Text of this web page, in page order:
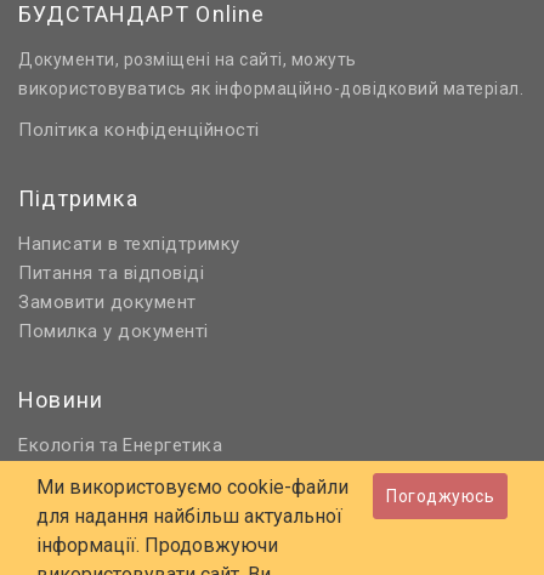
БУДСТАНДАРТ Online
Документи, розміщені на сайті, можуть
використовуватись як інформаційно-довідковий матеріал.
Політика конфіденційності
Підтримка
Написати в техпідтримку
Питання та відповіді
Замовити документ
Помилка у документі
Новини
Екологія та Енергетика
Нормативне регулювання
Будівництво та проєктування
Охорона праці та ПБ
Ми використовуємо cookie-файли
для надання найбільш актуальної
інформації. Продовжуючи
Погоджуюсь